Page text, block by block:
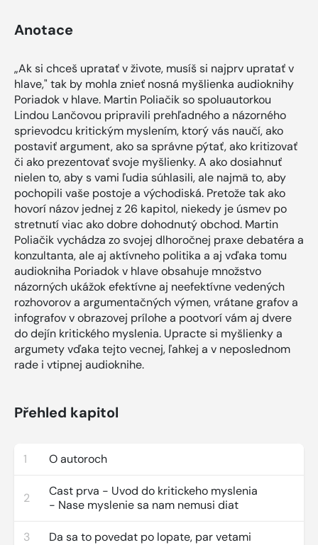
Anotace
„Ak si chceš upratať v živote, musíš si najprv upratať v
hlave," tak by mohla znieť nosná myšlienka audioknihy
Poriadok v hlave. Martin Poliačik so spoluautorkou
Lindou Lančovou pripravili prehľadného a názorného
sprievodcu kritickým myslením, ktorý vás naučí, ako
postaviť argument, ako sa správne pýtať, ako kritizovať
či ako prezentovať svoje myšlienky. A ako dosiahnuť
nielen to, aby s vami ľudia súhlasili, ale najmä to, aby
pochopili vaše postoje a východiská. Pretože tak ako
hovorí názov jednej z 26 kapitol, niekedy je úsmev po
stretnutí viac ako dobre dohodnutý obchod. Martin
Poliačik vychádza zo svojej dlhoročnej praxe debatéra a
konzultanta, ale aj aktívneho politika a aj vďaka tomu
audiokniha Poriadok v hlave obsahuje množstvo
názorných ukážok efektívne aj neefektívne vedených
rozhovorov a argumentačných výmen, vrátane grafov a
infografov v obrazovej prílohe a pootvorí vám aj dvere
do dejín kritického myslenia. Upracte si myšlienky a
argumety vďaka tejto vecnej, ľahkej a v neposlednom
rade i vtipnej audioknihe.
Přehled kapitol
1 O autoroch
2
Cast prva - Uvod do kritickeho myslenia
- Nase myslenie sa nam nemusi diat
3 Da sa to povedat po lopate, par vetami